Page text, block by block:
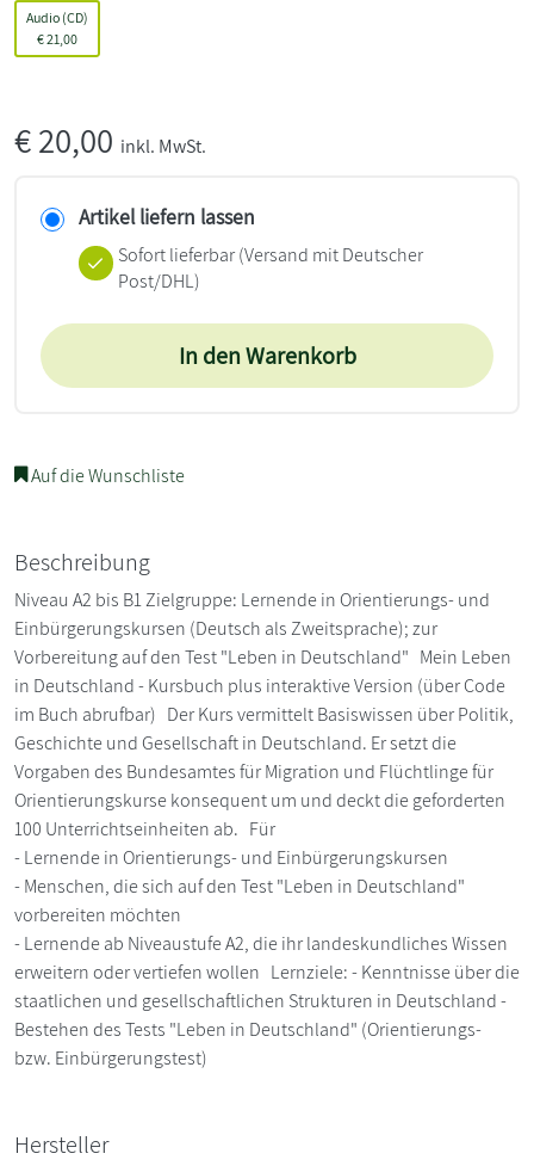
Audio (CD)
€21,00
€20,00 inkl. MwSt.
Artikel liefern lassen
Sofort lieferbar(Versand mit Deutscher
Post/DHL)
In den Warenkorb
Auf die Wunschliste
Beschreibung
Niveau A2 bis B1 Zielgruppe: Lernende in Orientierungs- und
Einbürgerungskursen (Deutsch als Zweitsprache); zur
Vorbereitung auf den Test "Leben in Deutschland" Mein Leben
in Deutschland - Kursbuch plus interaktive Version (über Code
im Buch abrufbar) Der Kurs vermittelt Basiswissen über Politik,
Geschichte und Gesellschaft in Deutschland. Er setzt die
Vorgaben des Bundesamtes für Migration und Flüchtlinge für
Orientierungskurse konsequent um und deckt die geforderten
100 Unterrichtseinheiten ab. Für
- Lernende in Orientierungs- und Einbürgerungskursen
- Menschen, die sich auf den Test "Leben in Deutschland"
vorbereiten möchten
- Lernende ab Niveaustufe A2, die ihr landeskundliches Wissen
erweitern oder vertiefen wollen Lernziele: - Kenntnisse über die
staatlichen und gesellschaftlichen Strukturen in Deutschland -
Bestehen des Tests "Leben in Deutschland" (Orientierungs-
bzw. Einbürgerungstest)
Hersteller